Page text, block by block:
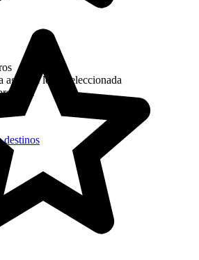
agencia local seleccionada
destinos